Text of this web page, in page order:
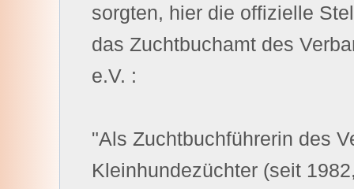
sorgten, hier die offizielle
das Zuchtbuchamt des
e.V. :
"Als Zuchtbuchführerin des
Kleinhundezüchter (seit